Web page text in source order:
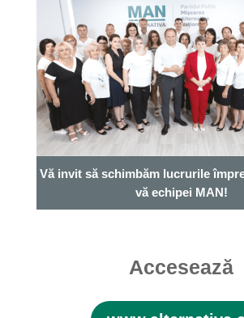
Vă invit să schimbăm lucrurile
vă echipei MAN!
Accesează